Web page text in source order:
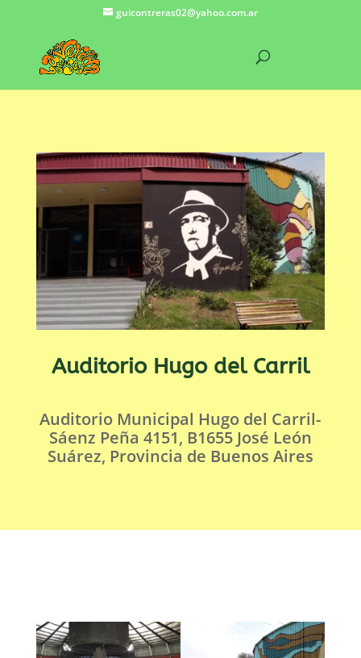
guicontreras02@yahoo.com.ar
Auditorio Hugo del Carril
Auditorio Municipal Hugo del Carril-
Sáenz Peña 4151, B1655 José León
Suárez, Provincia de Buenos Aires